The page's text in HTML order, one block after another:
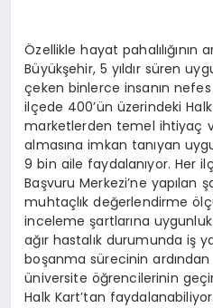
Özellikle hayat pahalılığının
Büyükşehir, 5 yıldır süren
çeken binlerce insanın nefes
ilçede 400’ün üzerindeki
marketlerden temel ihtiyaç
almasına imkan tanıyan
9 bin aile faydalanıyor. Her
Başvuru Merkezi’ne yapılan
muhtaçlık değerlendirme
inceleme şartlarına
ağır hastalık durumunda iş
boşanma sürecinin ardından
üniversite öğrencilerinin
Halk Kart’tan faydalanabiliyor.